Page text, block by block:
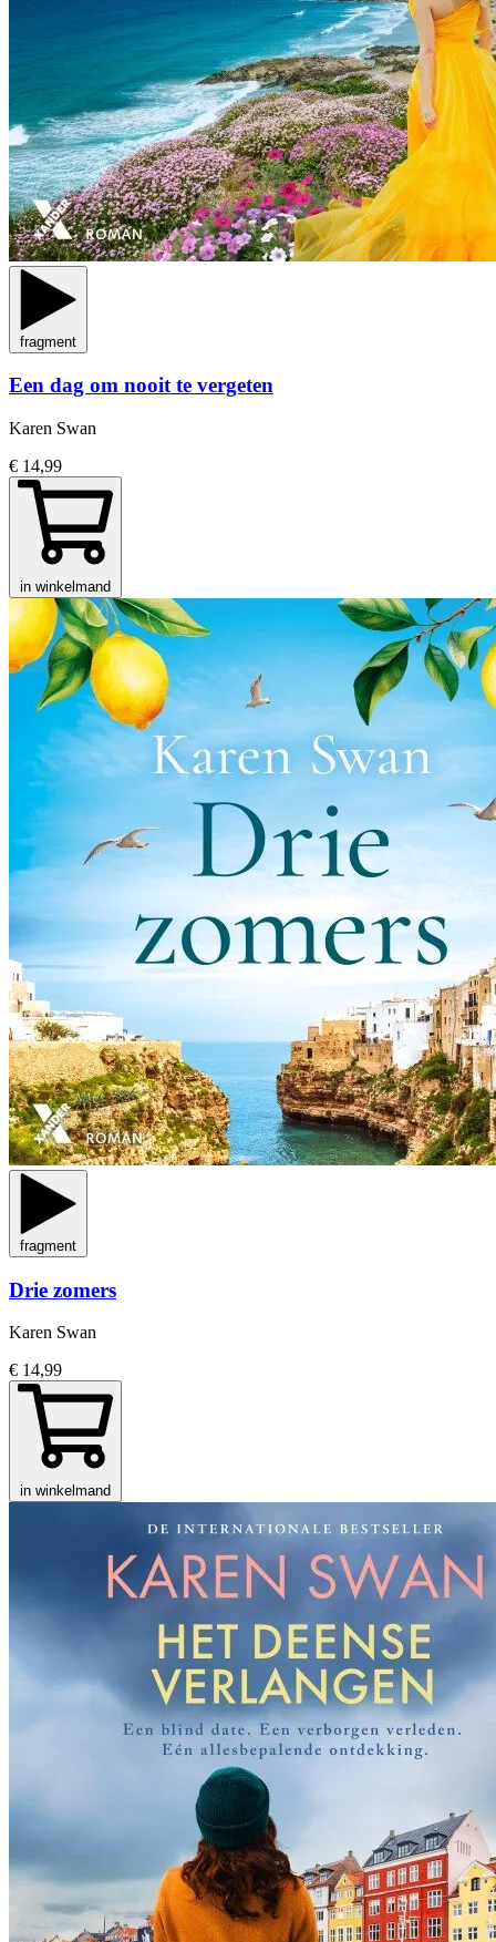
fragment
Een dag om nooit te vergeten
Karen Swan
€ 14,99
in winkelmand
fragment
Drie zomers
Karen Swan
€ 14,99
in winkelmand